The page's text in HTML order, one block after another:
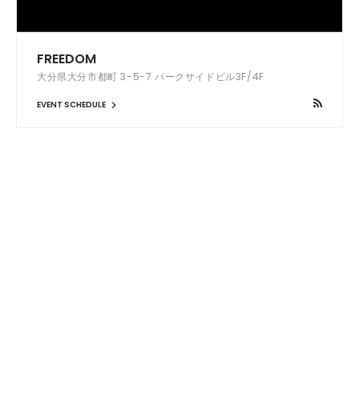
FREEDOM
大分県大分市都町 3-5-7 パークサイドビル3F/4F
EVENT SCHEDULE